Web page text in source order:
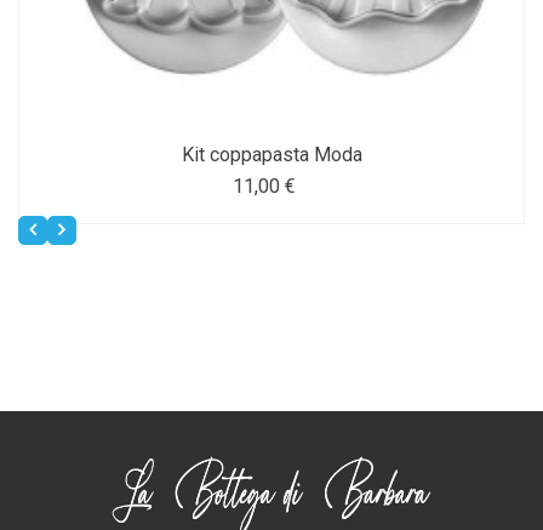
Kit coppapasta Moda
11,00 €